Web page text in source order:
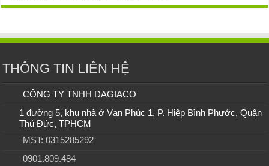
THÔNG TIN LIÊN HỆ
CÔNG TY TNHH DAGIACO
1 đường 5, khu nhà ở Vạn Phúc 1, P. Hiệp Bình Phước, Quận
Thủ Đức, TPHCM
MST: 0315285292
0901.809.484